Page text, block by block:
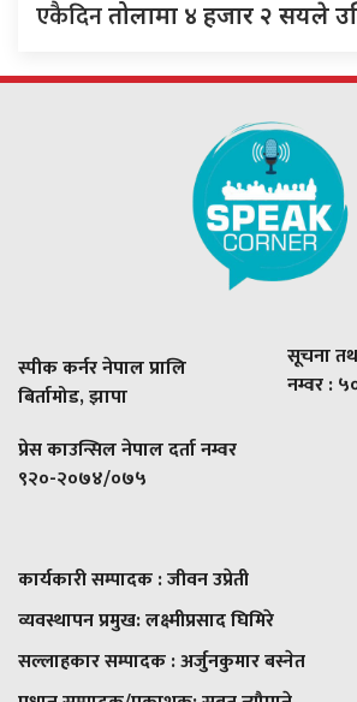
एकैदिनतोलामा ४ हजार २ सयले
स्पीक कर्नर नेपाल प्रालि
बिर्तामोड, झापा
प्रेस काउन्सिल नेपाल दर्ता नम्वर
९२०-२०७४/०७५
सूचना
नम्वर :
कार्यकारी सम्पादक : जीवन उप्रेती
व्यवस्थापन प्रमुख:लक्ष्मीप्रसाद घिमिरे
सल्लाहकार सम्पादक : अर्जुनकुमार बस्नेत